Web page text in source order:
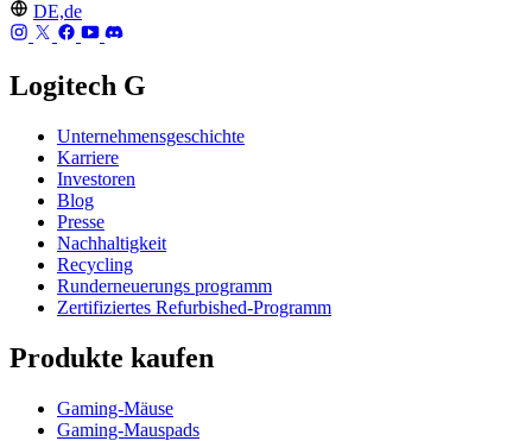
DE,de
Logitech G
Unternehmensgeschichte
Karriere
Investoren
Blog
Presse
Nachhaltigkeit
Recycling
Runderneuerungs programm
Zertifiziertes Refurbished-Programm
Produkte kaufen
Gaming-Mäuse
Gaming-Mauspads